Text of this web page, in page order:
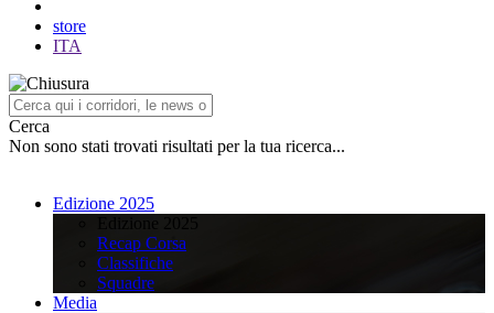
store
ITA
Cerca
Non sono stati trovati risultati per la tua ricerca...
Edizione 2025
Recap Corsa
Classifiche
Squadre
Media